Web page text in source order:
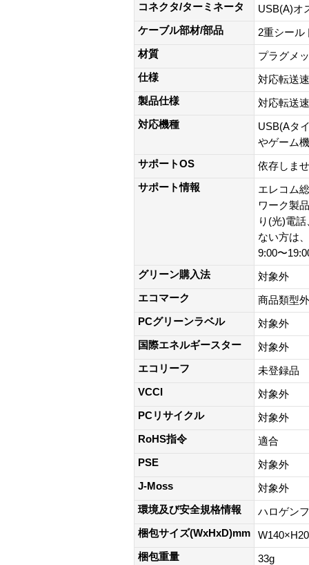
コネクタ/ターミネータ
USB(A)オ
ケーブル部材/部品
2重シール
材質
プラグメ
仕様
対応転送
製品仕様
対応転送
対応機種
USB(Aタ
やゲーム
サポートOS
依存しま
サポート情報
エレコム
ワーク製
り(光)電
ない方は
9:00〜
グリーン購入法
対象外
エコマーク
商品類型外
PCグリーンラベル
対象外
国際エネルギースター
対象外
エコリーフ
未登録品
VCCI
対象外
PCリサイクル
対象外
RoHS指令
適合
PSE
対象外
J-Moss
対象外
環境及び安全規格情報
ハロゲン
梱包サイズ(WxHxD)mm
梱包重量
33g